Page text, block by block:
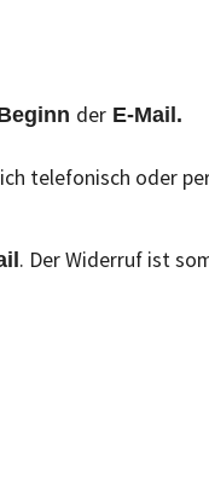
der E-Mail .
telefonisch oder
. Der Widerruf ist